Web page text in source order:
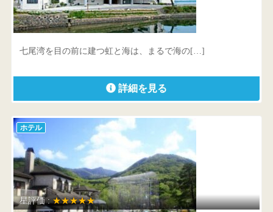
虹と海
石川県 七尾市和倉町ヨ部96番地
七尾湾を目の前に建つ虹と海は、まるで海の[…]
詳細を見る
ホテル
星評価 :★★★★★